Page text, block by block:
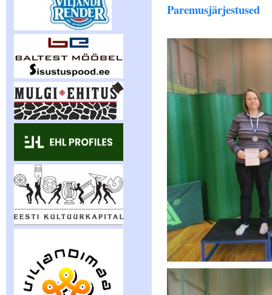
Paremusjärjestused